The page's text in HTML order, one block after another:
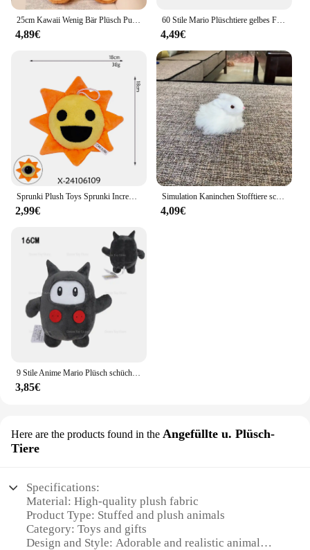
25cm Kawaii Wenig Bär Plüsch Puppe Spielzeug Nette Kuscheltiere Weiche Baby Beruhigende Spielzeug Schlafen Kissen Geschenke für Kinder mädchen Spielzeug
4,89€
60 Stile Mario Plüschtiere gelbes Feuer Blume Stern schüchtern Kerl Boo Koopa Troopa Waluigi Goomba Kröte Nabbit Diddy Kong gefüllt Plüsch
4,49€
Sprunki Plush Toys Sprunki Incredibox Plush Doll Sprunki Game Cartoon Pillow Kids Birthday Gifts Stuffed Dolls Christmas Gift
2,99€
Simulation Kaninchen Stofftiere schöne lebensechte Kaninchen Simulation Tier puppe Plüsch tier Kinder Dekorationen Handwerk Geburtstags geschenk
4,09€
9 Stile Anime Mario Plüsch schüchternen Kerl Bob Omb Kamek großes Gift Piranha Pflanze Nabbit Goom bella Ninji Troopa Stofftiere Geschenke
3,85€
Here are the products found in the Angefüllte u. Plüsch-
Tiere
Specifications:
Material: High-quality plush fabric
Product Type: Stuffed and plush animals
Category: Toys and gifts
Design and Style: Adorable and realistic animal